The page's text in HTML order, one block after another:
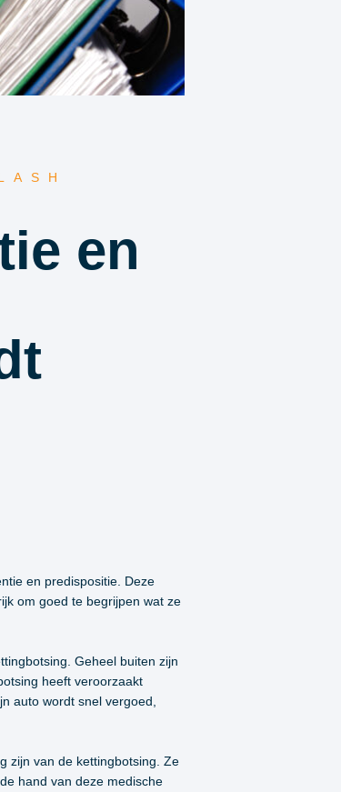
en
en predispositie. Deze
om goed te begrijpen wat ze
Geheel buiten zijn
heeft veroorzaakt
auto wordt snel vergoed,
zijn van de kettingbotsing. Ze
hand van deze medische